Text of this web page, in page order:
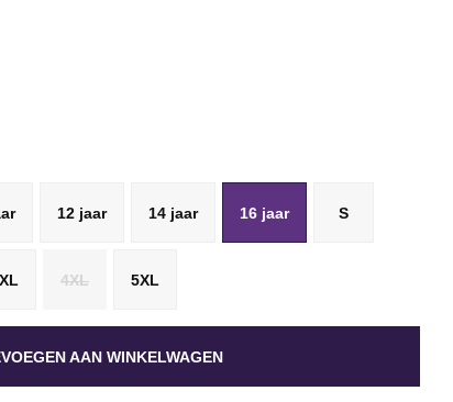
S
4XL 5XL
12 jaar 14 jaar 16 jaar
AAN WINKELWAGEN